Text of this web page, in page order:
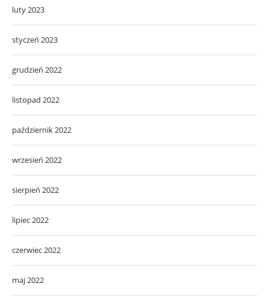
luty 2023
styczeń 2023
grudzień 2022
listopad 2022
październik 2022
wrzesień 2022
sierpień 2022
lipiec 2022
czerwiec 2022
maj 2022